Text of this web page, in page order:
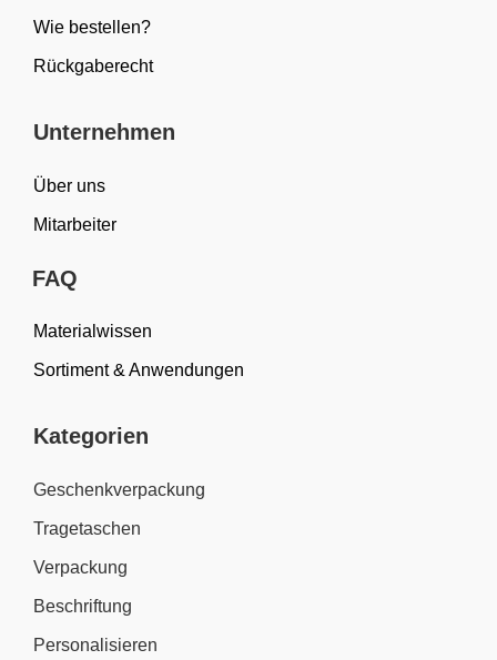
Wie bestellen?
Rückgaberecht
Unternehmen
Über uns
Mitarbeiter
FAQ
Materialwissen
Sortiment & Anwendungen
Kategorien
Geschenkverpackung
Tragetaschen
Verpackung
Beschriftung
Personalisieren